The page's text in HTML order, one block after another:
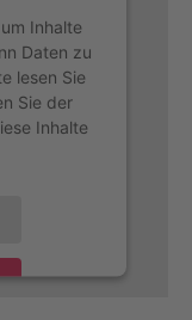
Inhalte
Daten zu
lesen Sie
Sie der
Inhalte